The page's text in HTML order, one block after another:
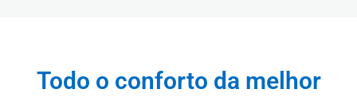
Todo o conforto da melhor